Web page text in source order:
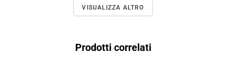
VISUALIZZA ALTRO
Prodotti correlati